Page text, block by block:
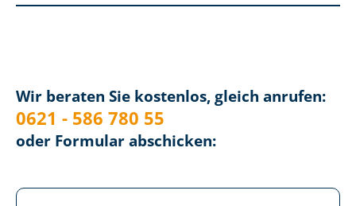
Wir beraten Sie kostenlos, gleich anrufen:
0621 - 586 780 55
oder Formular abschicken: